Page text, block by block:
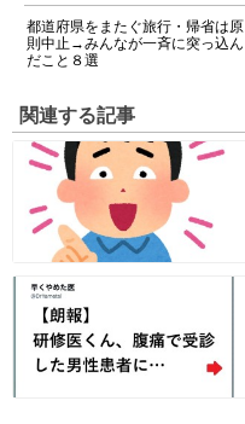
都道府県をまたぐ旅行・帰省は原
則中止→みんなが一斉に突っ込ん
だこと８選
関連する記事